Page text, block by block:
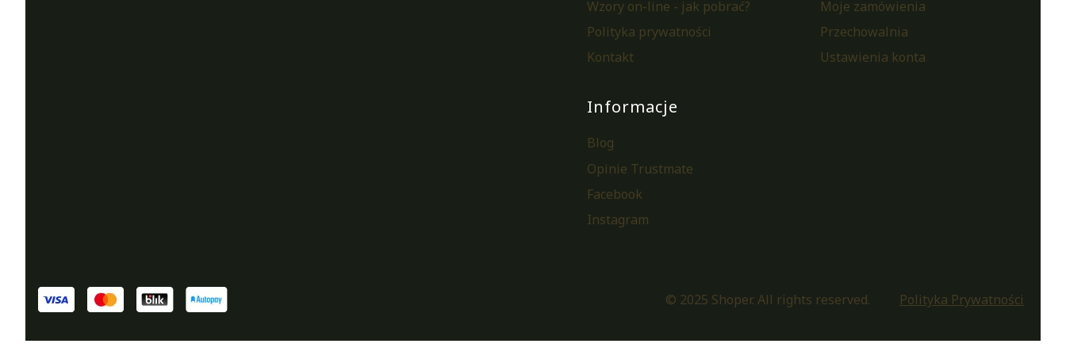
Wzory on-line - jak pobrać?
Polityka prywatności
Kontakt
Moje zamówienia
Przechowalnia
Ustawienia konta
Informacje
Blog
Opinie Trustmate
Facebook
Instagram
© 2025 Shoper. All rights reserved. Polityka Prywatności